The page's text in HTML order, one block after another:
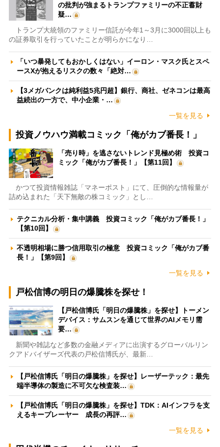
の批判が強まるトランプファミリーの不正蓄財
疑…
トランプ大統領のファミリー信託が今年1～3月に3000回以上も
の証券取引を行っていたことが明らかになり…
「いつ暴発してもおかしくはない」イーロン・マスク氏とスペ
ースXが抱えるリスクの数々「絶対…
【3メガバンクは純利益5兆円超】銀行、商社、ゼネコンは最高
益続出の一方で、中小企業・…
一覧を見る
投資ノウハウ満載コミック「俺がカブ番長！」
「売り時」を逃さないトレンド見極め術 投資コ
ミック「俺がカブ番長！」【第11回】
かつて投資情報雑誌「マネーポスト」にて、圧倒的な情報量が
詰め込まれた「天下無敵の株コミック」とし…
テクニカル分析・集中講義 投資コミック「俺がカブ番長！」
【第10回】
不透明相場に勝つ信用取引の極意 投資コミック「俺がカブ番
長！」【第9回】
一覧を見る
戸松信博の明日の爆騰株を探せ！
【戸松信博氏「明日の爆騰株」を探せ】トーメン
デバイス：サムスンを通じて世界のAIメモリ需
要…
新聞や雑誌など多数の金融メディアに出演するグローバルリン
クアドバイザーズ代表の戸松信博氏が、最新…
【戸松信博氏「明日の爆騰株」を探せ】レーザーテック：最先
端半導体の製造に不可欠な検査装…
【戸松信博氏「明日の爆騰株」を探せ】TDK：AIインフラを支
えるキープレーヤー 成長の再評…
一覧を見る